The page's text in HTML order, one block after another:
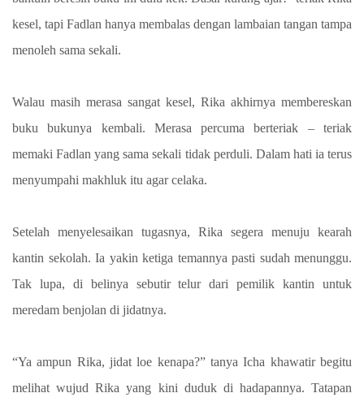
kesel, tapi Fadlan hanya membalas dengan lambaian tangan tampa
menoleh sama sekali.
Walau masih merasa sangat kesel, Rika akhirnya membereskan
buku bukunya kembali. Merasa percuma berteriak – teriak
memaki Fadlan yang sama sekali tidak perduli. Dalam hati ia terus
menyumpahi makhluk itu agar celaka.
Setelah menyelesaikan tugasnya, Rika segera menuju kearah
kantin sekolah. Ia yakin ketiga temannya pasti sudah menunggu.
Tak lupa, di belinya sebutir telur dari pemilik kantin untuk
meredam benjolan di jidatnya.
“Ya ampun Rika, jidat loe kenapa?” tanya Icha khawatir begitu
melihat wujud Rika yang kini duduk di hadapannya. Tatapan